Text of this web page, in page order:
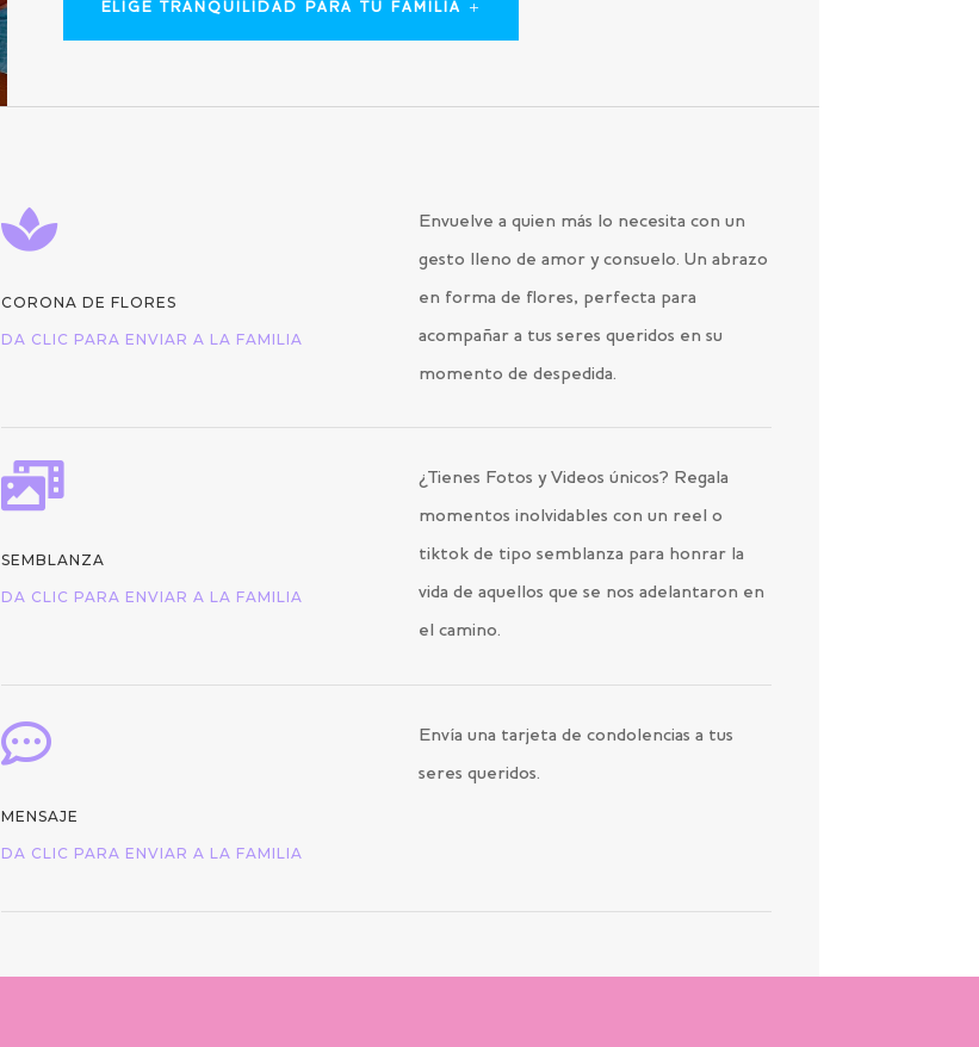
ELIGE TRANQUILIDAD PARA TU FAMILIA

CORONA DE FLORES
DA CLIC PARA ENVIAR A LA FAMILIA
Envuelve a quien más lo necesita con un
gesto lleno de amor y consuelo. Un abrazo
en forma de flores, perfecta para
acompañar a tus seres queridos en su
momento de despedida.

SEMBLANZA
DA CLIC PARA ENVIAR A LA FAMILIA
¿Tienes Fotos y Videos únicos? Regala
momentos inolvidables con un reel o
tiktok de tipo semblanza para honrar la
vida de aquellos que se nos adelantaron en
el camino.

MENSAJE
DA CLIC PARA ENVIAR A LA FAMILIA
Envía una tarjeta de condolencias a tus
seres queridos.